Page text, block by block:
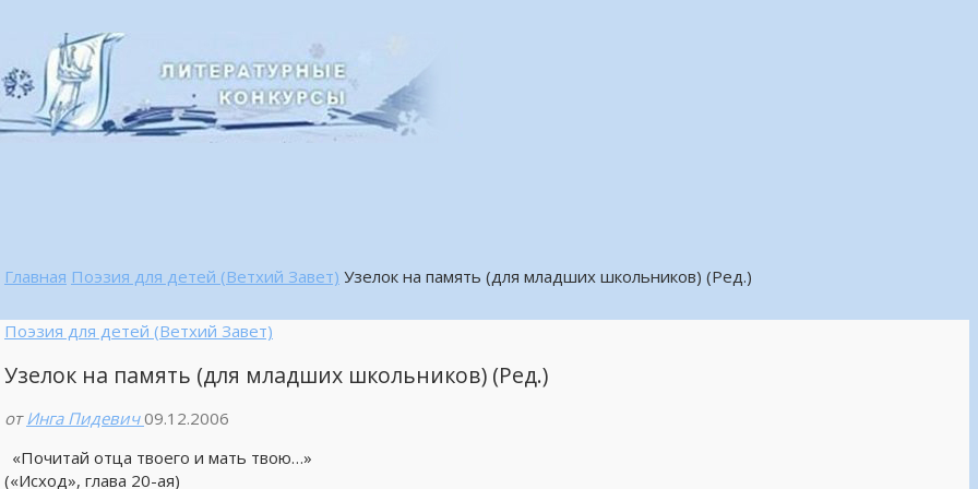
Главная Поэзия для детей (Ветхий Завет) Узелок на память (для младших школьников) (Ред.)
Поэзия для детей (Ветхий Завет)
Узелок на память (для младших школьников) (Ред.)
от Инга Пидевич 09.12.2006
«Почитай отца твоего и мать твою…»
(«Исход», глава 20-ая)